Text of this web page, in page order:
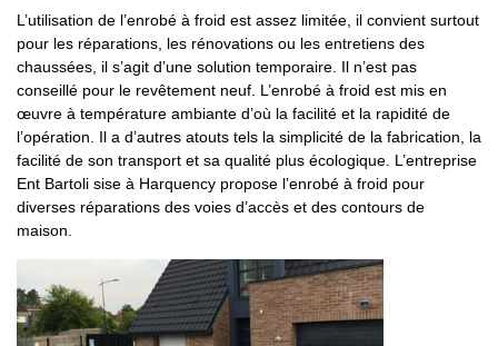
L’utilisation de l’enrobé à froid est assez limitée, il convient surtout
pour les réparations, les rénovations ou les entretiens des
chaussées, il s’agit d’une solution temporaire. Il n’est pas
conseillé pour le revêtement neuf. L’enrobé à froid est mis en
œuvre à température ambiante d’où la facilité et la rapidité de
l’opération. Il a d’autres atouts tels la simplicité de la fabrication, la
facilité de son transport et sa qualité plus écologique. L’entreprise
Ent Bartoli sise à Harquency propose l’enrobé à froid pour
diverses réparations des voies d’accès et des contours de
maison.